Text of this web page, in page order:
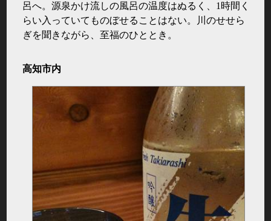
呂へ。源泉かけ流しの風呂の温度はぬるく、1時間く
らい入っていてものぼせることはない。川のせせら
ぎを聞きながら、至福のひととき。
高知市内